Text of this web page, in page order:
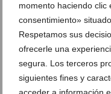
momento haciendo clic
consentimiento»
Respetamos sus
ofrecerle una
segura. Los terceros
siguientes fines y